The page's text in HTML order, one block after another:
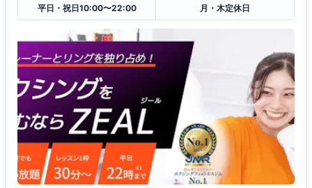
平日・祝日10:00〜22:00
月・木定休日